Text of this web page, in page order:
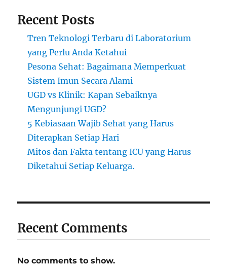
Recent Posts
Tren Teknologi Terbaru di Laboratorium
yang Perlu Anda Ketahui
Pesona Sehat: Bagaimana Memperkuat
Sistem Imun Secara Alami
UGD vs Klinik: Kapan Sebaiknya
Mengunjungi UGD?
5 Kebiasaan Wajib Sehat yang Harus
Diterapkan Setiap Hari
Mitos dan Fakta tentang ICU yang Harus
Diketahui Setiap Keluarga.
Recent Comments
No comments to show.